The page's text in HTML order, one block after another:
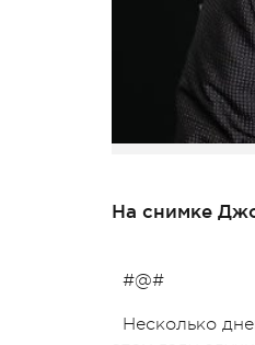
На снимке
#@#
Несколько